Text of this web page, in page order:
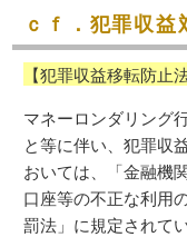
ｃｆ．犯罪収益
【犯罪収益移転防止
マネーロンダリング
と等に伴い、犯罪収
おいては、「金融機
口座等の不正な利用
罰法」に規定されて